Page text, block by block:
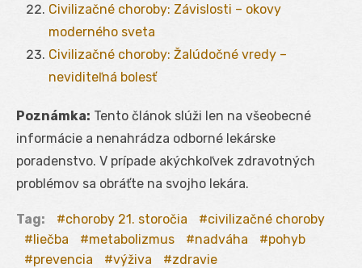
Civilizačné choroby: Závislosti – okovy
moderného sveta
Civilizačné choroby: Žalúdočné vredy –
neviditeľná bolesť
Poznámka: Tento článok slúži len na všeobecné
informácie a nenahrádza odborné lekárske
poradenstvo. V prípade akýchkoľvek zdravotných
problémov sa obráťte na svojho lekára.
Tag: choroby 21. storočia
civilizačné choroby
liečba
metabolizmus nadváha
pohyb
prevencia
výživa zdravie